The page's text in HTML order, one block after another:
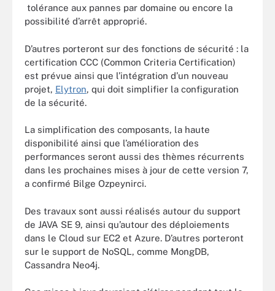
tolérance aux pannes par domaine ou encore la
possibilité d’arrêt approprié.
D’autres porteront sur des fonctions de sécurité : la
certification CCC (Common Criteria Certification)
est prévue ainsi que l’intégration d’un nouveau
projet, Elytron, qui doit simplifier la configuration
de la sécurité.
La simplification des composants, la haute
disponibilité ainsi que l’amélioration des
performances seront aussi des thèmes récurrents
dans les prochaines mises à jour de cette version 7,
a confirmé Bilge Ozpeynirci.
Des travaux sont aussi réalisés autour du support
de JAVA SE 9, ainsi qu’autour des déploiements
dans le Cloud sur EC2 et Azure. D’autres porteront
sur le support de NoSQL, comme MongDB,
Cassandra Neo4j.